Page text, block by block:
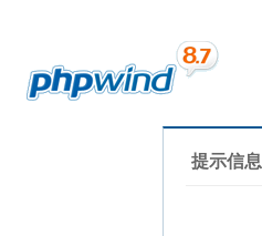
提示信息